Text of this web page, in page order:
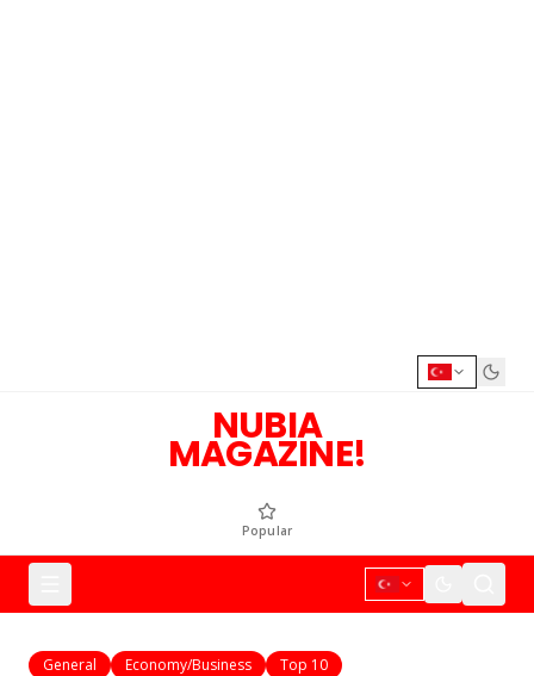
NUBIA
MAGAZINE!
Popular
General Economy/Business Top 10